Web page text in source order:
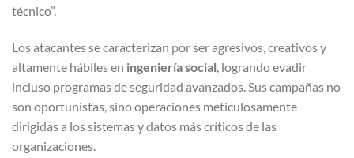
técnico”.
Los atacantes se caracterizan por ser agresivos, creativos y
altamente hábiles en ingeniería social, logrando evadir
incluso programas de seguridad avanzados. Sus campañas no
son oportunistas, sino operaciones meticulosamente
dirigidas a los sistemas y datos más críticos de las
organizaciones.